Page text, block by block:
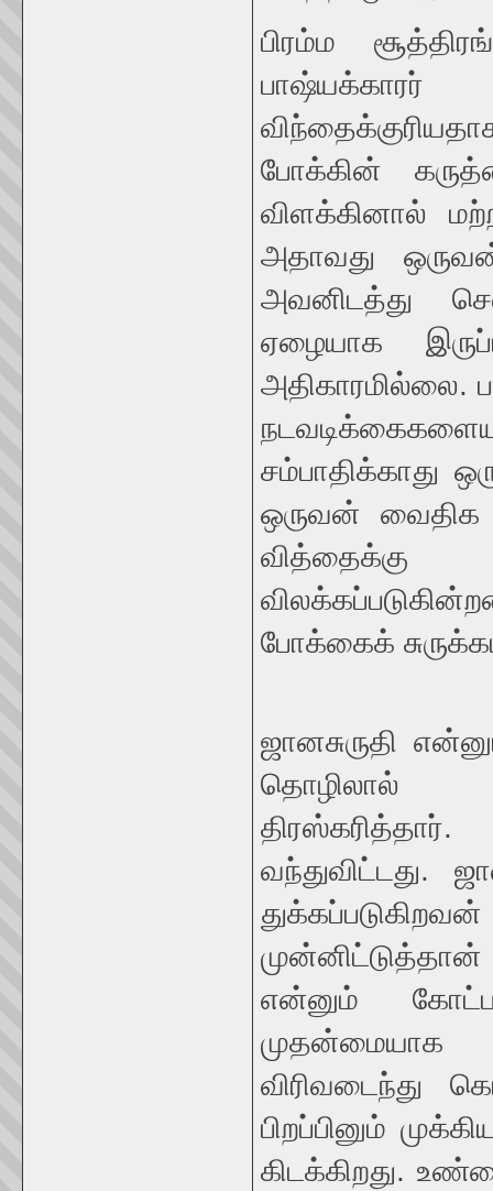
பிரம்ம
பாஷ்யக்காரர்
போக்கின்
விளக்கினால்
அதாவது
அவனிடத்து
ஏழையாக
அதிகாரமில்லை.
சம்பாதிக்காது
ஒருவன் வைதிக
வித்தைக்கு
போக்கைக்
ஜானசுருதி
தொழிலால்
வந்துவிட்டது.
என்னும்
விரிவடைந்து
பிறப்பினும்
கிடக்கிறது.